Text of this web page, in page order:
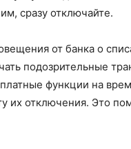
сразу отключайте.
от банка о
подозрительные
функции на
их отключения. Это